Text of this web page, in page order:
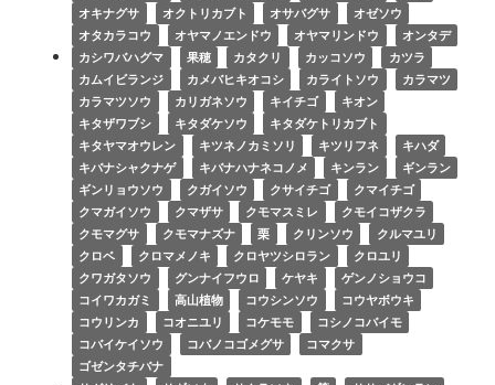
オキナグサ
オクトリカブト オサバグサ
オゼソウ
オタカラコウ
オヤマノエンドウ オヤマリンドウ
オンタデ
カシワバハグマ
果穂 カタクリ カッコソウ
カツラ
カムイビランジ
カメバヒキオコシ カライトソウ
カラマツ
カラマツソウ
カリガネソウ キイチゴ
キオン
キタザワブシ
キタダケソウ
キタダケトリカブト
キタヤマオウレン
キツネノカミソリ キツリフネ
キハダ
キバナシャクナゲ
キバナハナネコノメ キンラン
ギンラン
ギンリョウソウ
クガイソウ クサイチゴ
クマイチゴ
クマガイソウ
クマザサ クモマスミレ
クモイコザクラ
クモマグサ
クモマナズナ 栗 クリンソウ
クルマユリ
クロベ
クロマメノキ クロヤツシロラン
クロユリ
クワガタソウ
グンナイフウロ ケヤキ
ゲンノショウコ
コイワカガミ
高山植物 コウシンソウ
コウヤボウキ
コウリンカ
コオニユリ コケモモ
コシノコバイモ
コバイケイソウ
コバノコゴメグサ
コマクサ
ゴゼンタチバナ